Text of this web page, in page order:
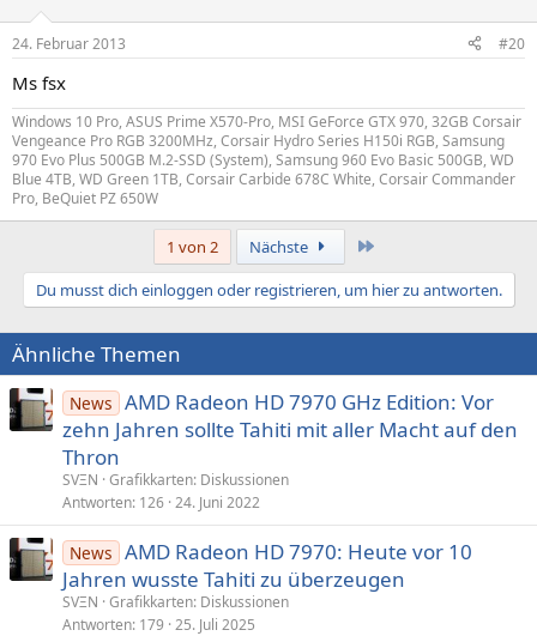
24. Februar 2013 #20
Ms fsx
Windows 10 Pro, ASUS Prime X570-Pro, MSI GeForce GTX 970, 32GB Corsair
Vengeance Pro RGB 3200MHz, Corsair Hydro Series H150i RGB, Samsung
970 Evo Plus 500GB M.2-SSD (System), Samsung 960 Evo Basic 500GB, WD
Blue 4TB, WD Green 1TB, Corsair Carbide 678C White, Corsair Commander
Pro, BeQuiet PZ 650W
1 von 2 Nächste
Du musst dich einloggen oder registrieren, um hier zu antworten.
Ähnliche Themen
News AMD Radeon HD 7970 GHz Edition: Vor
zehn Jahren sollte Tahiti mit aller Macht auf den
Thron
SVΞN Grafikkarten: Diskussionen
Antworten 126 24. Juni 2022
News AMD Radeon HD 7970: Heute vor 10
Jahren wusste Tahiti zu überzeugen
SVΞN Grafikkarten: Diskussionen
Antworten 179 25. Juli 2025